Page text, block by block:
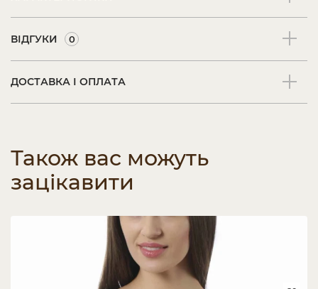
ВІДГУКИ 0
ДОСТАВКА І ОПЛАТА
Також вас можуть
зацікавити